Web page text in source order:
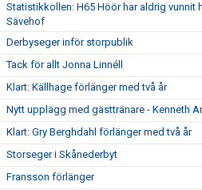
Statistikkollen: H65 Höör har aldrig vunnit
Sävehof
Derbyseger inför storpublik
Tack för allt Jonna Linnéll
Klart: Källhage förlänger med två år
Nytt upplägg med gästtränare - Kenneth
Klart: Gry Berghdahl förlänger med två år
Storseger i Skånederbyt
Fransson förlänger